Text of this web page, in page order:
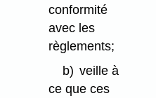
conformité
avec les
règlements;
b) veille à
ce que ces